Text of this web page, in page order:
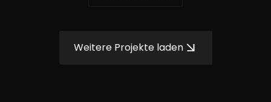
Weitere Projekte laden